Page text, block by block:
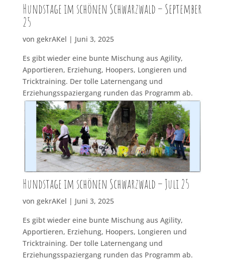
Hundstage im schönen Schwarzwald – September
25
von gekrAKel | Juni 3, 2025
Es gibt wieder eine bunte Mischung aus Agility,
Apportieren, Erziehung, Hoopers, Longieren und
Tricktraining. Der tolle Laternengang und
Erziehungsspaziergang runden das Programm ab.
Hundstage im schönen Schwarzwald – Juli 25
von gekrAKel | Juni 3, 2025
Es gibt wieder eine bunte Mischung aus Agility,
Apportieren, Erziehung, Hoopers, Longieren und
Tricktraining. Der tolle Laternengang und
Erziehungsspaziergang runden das Programm ab.